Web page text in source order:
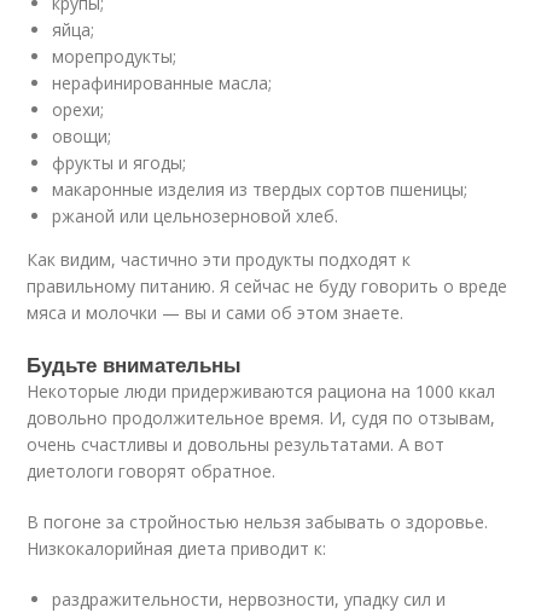
яйца;
морепродукты;
нерафинированные масла;
орехи;
овощи;
фрукты и ягоды;
макаронные изделия из твердых сортов пшеницы;
ржаной или цельнозерновой хлеб.
Как видим, частично эти продукты подходят к
правильному питанию. Я сейчас не буду говорить о вреде
мяса и молочки — вы и сами об этом знаете.
Будьте внимательны
Некоторые люди придерживаются рациона на 1000 ккал
довольно продолжительное время. И, судя по отзывам,
очень счастливы и довольны результатами. А вот
диетологи говорят обратное.
В погоне за стройностью нельзя забывать о здоровье.
Низкокалорийная диета приводит к:
раздражительности, нервозности, упадку сил и